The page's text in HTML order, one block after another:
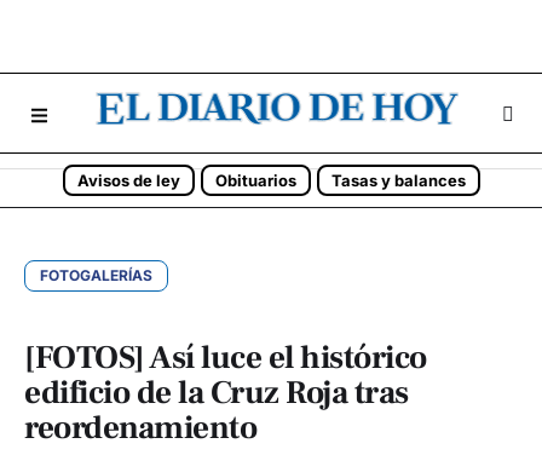
Avisos de ley Obituarios Tasas y balances
FOTOGALERÍAS
[FOTOS] Así luce el histórico
edificio de la Cruz Roja tras
reordenamiento